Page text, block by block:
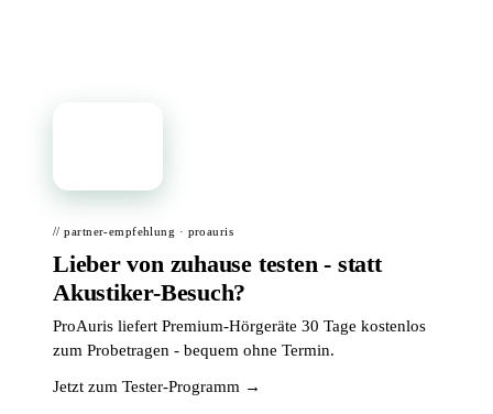
// partner-empfehlung · proauris
Lieber von zuhause testen - statt
Akustiker-Besuch?
ProAuris liefert Premium-Hörgeräte 30 Tage kostenlos
zum Probetragen - bequem ohne Termin.
Jetzt zum Tester-Programm →